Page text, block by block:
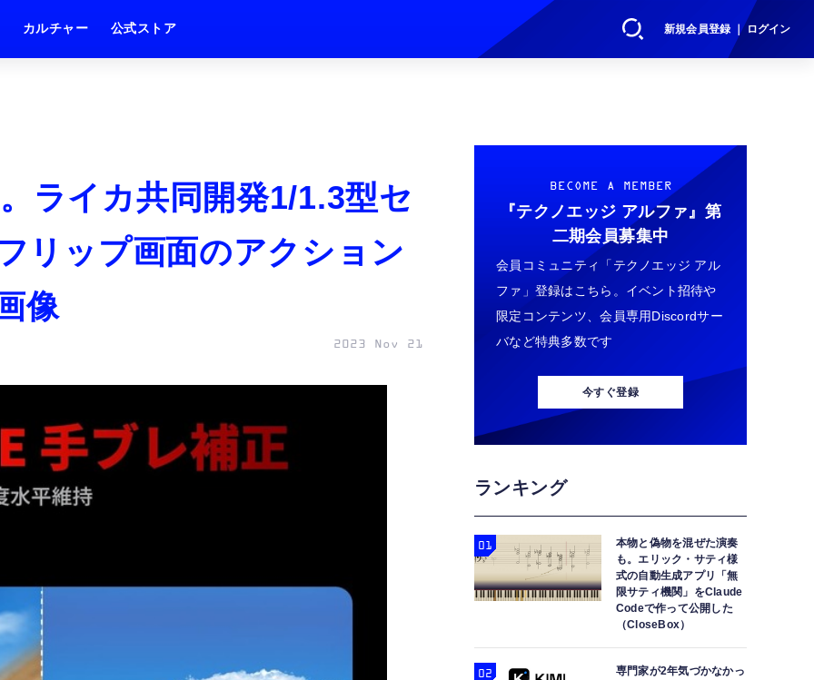
新規会員登録 ｜ ログイン
カルチャー 公式ストア
ライカ共同開発1/1.3型セ
リップ画面のアクション
像
2023 Nov 21
BECOME A MEMBER
『テクノエッジ アルファ』 第
二期会員募集中
会員コミュニティ「テクノエッジ アル
ファ」登録はこちら。イベント招待や
限定コンテンツ、会員専用Discordサー
バなど特典多数です
今すぐ登録
ランキング
本物と偽物を混ぜた演奏
も。エリック・サティ様
式の自動生成アプリ「無
限サティ機関」をClaude
Codeで作って公開した
（CloseBox）
専門家が2年気づかなかっ